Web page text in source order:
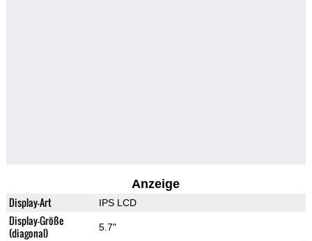
Anzeige
Display-Art IPS LCD
Display-Größe
(diagonal)
5.7"